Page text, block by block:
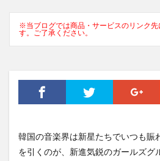
※当ブログでは商品・サービスのリンク先
す。ご了承ください。
韓国の音楽界は新星たちでいつも賑
を引くのが、新進気鋭のガールズグ